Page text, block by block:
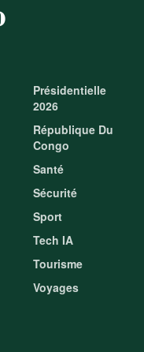
Présidentielle
2026
République Du
Congo
Santé
Sécurité
Sport
Tech IA
Tourisme
Voyages